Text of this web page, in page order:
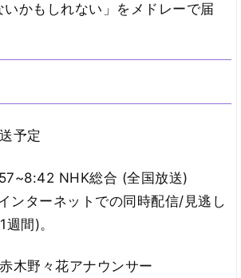
かもしれない」をメドレーで届
予定
NHK総合 (全国放送)
ンターネットでの同時配信/見逃し
間)。
木野々花アナウンサー